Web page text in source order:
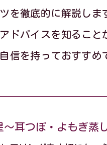
を徹底的に解説し
ドバイスを知るこ
信を持っておすすめ
～耳つぼ・よもぎ蒸